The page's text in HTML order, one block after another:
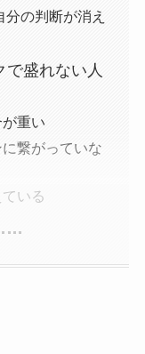
の判断が消え
で盛れない人
重い
繋がっていな
いる